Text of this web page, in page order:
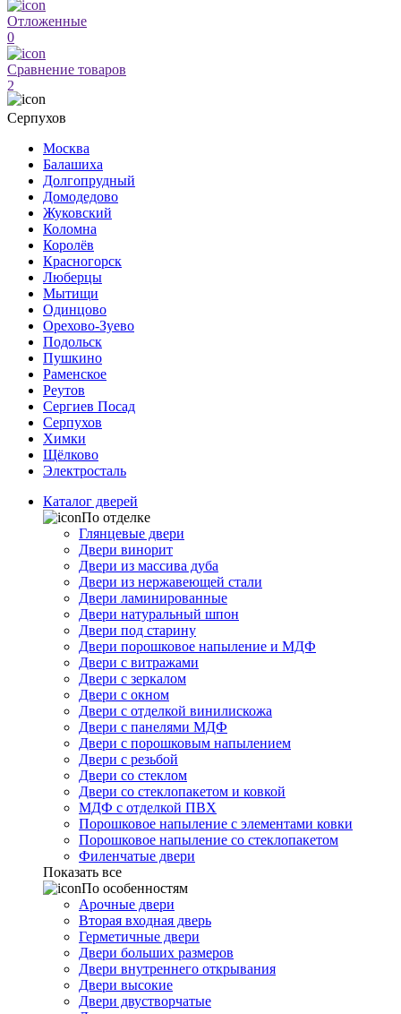
Отложенные
0
Сравнение товаров
2
Серпухов
Москва
Балашиха
Долгопрудный
Домодедово
Жуковский
Коломна
Королёв
Красногорск
Люберцы
Мытищи
Одинцово
Орехово-Зуево
Подольск
Пушкино
Раменское
Реутов
Сергиев Посад
Серпухов
Химки
Щёлково
Электросталь
Каталог дверей
По отделке
Глянцевые двери
Двери винорит
Двери из массива дуба
Двери из нержавеющей стали
Двери ламинированные
Двери натуральный шпон
Двери под старину
Двери порошковое напыление и МДФ
Двери с витражами
Двери с зеркалом
Двери с окном
Двери с отделкой винилискожа
Двери с панелями МДФ
Двери с порошковым напылением
Двери с резьбой
Двери со стеклом
Двери со стеклопакетом и ковкой
МДФ с отделкой ПВХ
Порошковое напыление с элементами ковки
Порошковое напыление со стеклопакетом
Филенчатые двери
Показать все
По особенностям
Арочные двери
Вторая входная дверь
Герметичные двери
Двери больших размеров
Двери внутреннего открывания
Двери высокие
Двери двустворчатые